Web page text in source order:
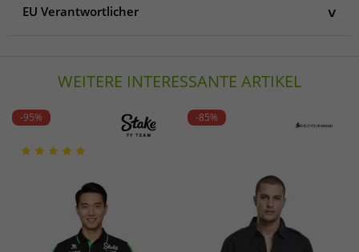
EU Verantwortlicher
Edisonvej 4
Dänemark
info@dkcompany.com
WEITERE INTERESSANTE ARTIKEL
-95% -85%